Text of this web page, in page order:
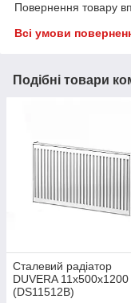
Повернення товару
Всі умови
Подібні товари
Сталевий радіатор
DUVERA 11х500х1200
(DS11512B)